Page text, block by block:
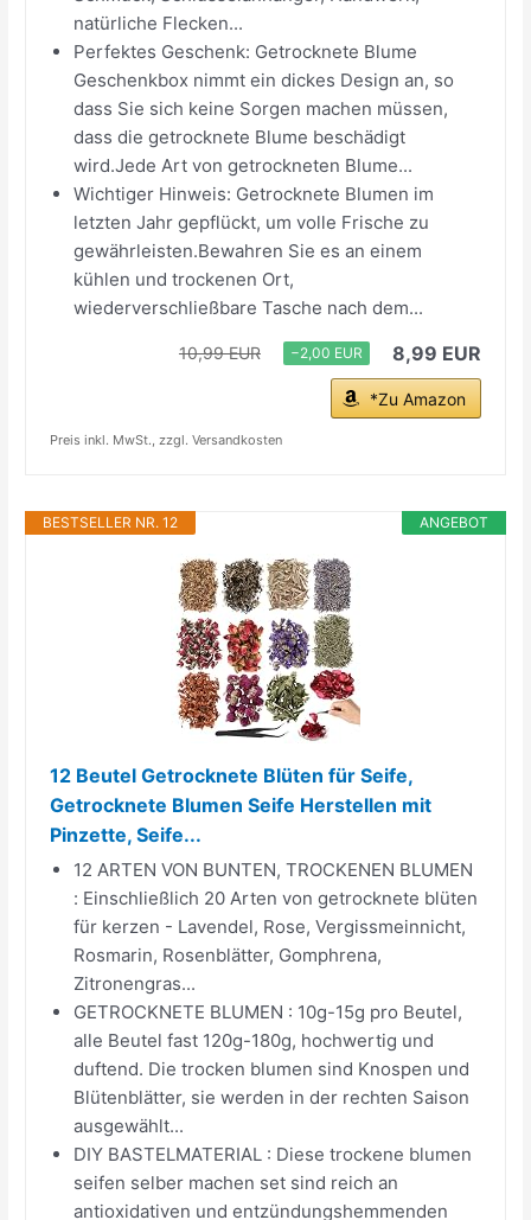
natürliche Flecken...
Perfektes Geschenk: Getrocknete Blume
Geschenkbox nimmt ein dickes Design an, so
dass Sie sich keine Sorgen machen müssen,
dass die getrocknete Blume beschädigt
wird.Jede Art von getrockneten Blume...
Wichtiger Hinweis: Getrocknete Blumen im
letzten Jahr gepflückt, um volle Frische zu
gewährleisten.Bewahren Sie es an einem
kühlen und trockenen Ort,
wiederverschließbare Tasche nach dem...
10,99 EUR −2,00 EUR 8,99 EUR
*Zu Amazon
Preis inkl. MwSt., zzgl. Versandkosten
ANGEBOT
BESTSELLER NR. 12
12 Beutel Getrocknete Blüten für Seife,
Getrocknete Blumen Seife Herstellen mit
Pinzette, Seife...
12 ARTEN VON BUNTEN, TROCKENEN BLUMEN
: Einschließlich 20 Arten von getrocknete blüten
für kerzen - Lavendel, Rose, Vergissmeinnicht,
Rosmarin, Rosenblätter, Gomphrena,
Zitronengras...
GETROCKNETE BLUMEN : 10g-15g pro Beutel,
alle Beutel fast 120g-180g, hochwertig und
duftend. Die trocken blumen sind Knospen und
Blütenblätter, sie werden in der rechten Saison
ausgewählt...
DIY BASTELMATERIAL : Diese trockene blumen
seifen selber machen set sind reich an
antioxidativen und entzündungshemmenden